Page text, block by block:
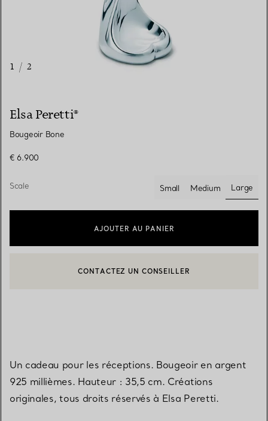
1 / 2
Elsa Peretti®
Bougeoir Bone
€ 6.900
Scale Small Medium
Large
AJOUTER AU PANIER
CONTACTER UN CONSEILLER CLIENT OU PRENDRE RENDEZ-
Un cadeau pour les réceptions. Bougeoir en argent
925 millièmes. Hauteur : 35,5 cm. Créations
originales, tous droits réservés à Elsa Peretti.